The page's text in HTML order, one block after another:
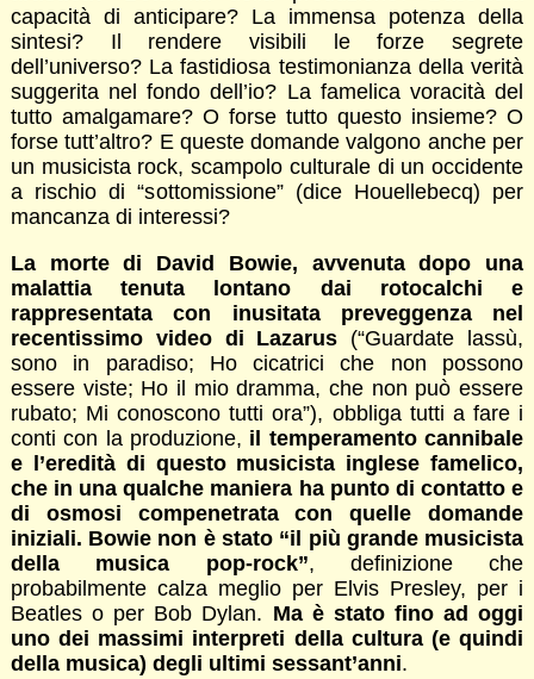
capacità di anticipare? La immensa potenza della
sintesi? Il rendere visibili le forze segrete
dell’universo? La fastidiosa testimonianza della verità
suggerita nel fondo dell’io? La famelica voracità del
tutto amalgamare? O forse tutto questo insieme? O
forse tutt’altro? E queste domande valgono anche per
un musicista rock, scampolo culturale di un occidente
a rischio di “sottomissione” (dice Houellebecq) per
mancanza di interessi?
La morte di David Bowie, avvenuta dopo una
malattia tenuta lontano dai rotocalchi e
rappresentata con inusitata preveggenza nel
recentissimo video di Lazarus (“Guardate lassù,
sono in paradiso; Ho cicatrici che non possono
essere viste; Ho il mio dramma, che non può essere
rubato; Mi conoscono tutti ora”), obbliga tutti a fare i
conti con la produzione, il temperamento cannibale
e l’eredità di questo musicista inglese famelico,
che in una qualche maniera ha punto di contatto e
di osmosi compenetrata con quelle domande
iniziali. Bowie non è stato “il più grande musicista
della musica pop-rock”, definizione che
probabilmente calza meglio per Elvis Presley, per i
Beatles o per Bob Dylan. Ma è stato fino ad oggi
uno dei massimi interpreti della cultura (e quindi
della musica) degli ultimi sessant’anni.